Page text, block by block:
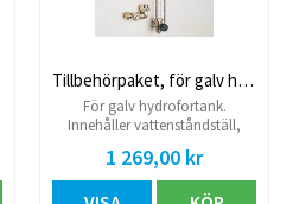
Tillbehörpaket, för galv hydrofortank
För galv hydrofortank.
Innehåller vattenståndställ,
avtappningskran, bussning,
vinkel och 15R propp för det
1 269,00 kr